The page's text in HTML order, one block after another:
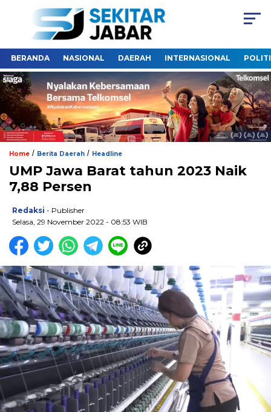
BERANDA NASIONAL DAERAH INTERNASIONAL
Home / Berita Daerah / Headline
UMP Jawa Barat tahun 2023 Naik
7,88 Persen
Redaksi - Publisher
Selasa, 29 November 2022 - 08:53 WIB